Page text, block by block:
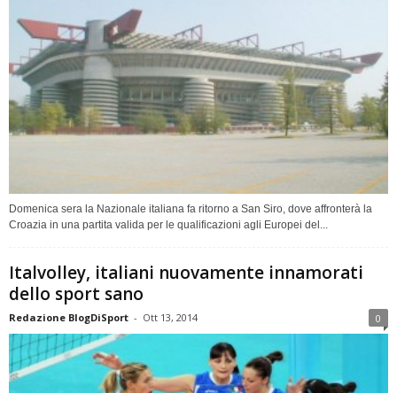
Domenica sera la Nazionale italiana fa ritorno a San Siro, dove affronterà la
Croazia in una partita valida per le qualificazioni agli Europei del...
Italvolley, italiani nuovamente innamorati
dello sport sano
Redazione BlogDiSport - Ott 13, 2014 0